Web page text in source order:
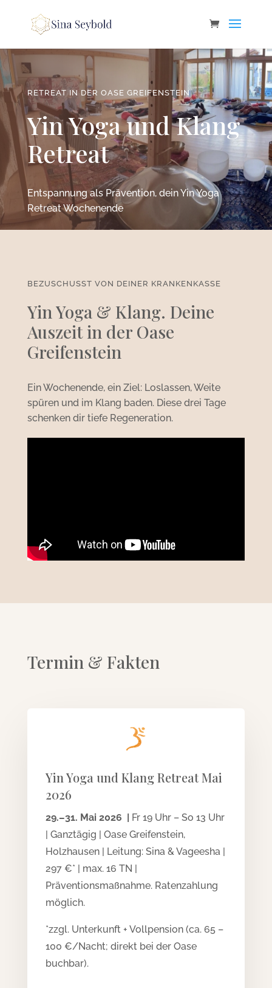
RETREAT IN DER OASE GREIFENSTEIN
Yin Yoga und Klang
Retreat
Entspannung als Prävention, dein Yin Yoga
Retreat Wochenende
BEZUSCHUSST VON DEINER KRANKENKASSE
Yin Yoga & Klang. Deine
Auszeit in der Oase
Greifenstein
Ein Wochenende, ein Ziel: Loslassen, Weite
spüren und im Klang baden. Diese drei Tage
schenken dir tiefe Regeneration.
Termin & Fakten
Yin Yoga und Klang Retreat Mai
2026
29.–31. Mai 2026 | Fr 19 Uhr – So 13 Uhr
| Ganztägig | Oase Greifenstein,
Holzhausen | Leitung: Sina & Vageesha |
297 €* | max. 16 TN |
Präventionsmaßnahme. Ratenzahlung
möglich.
*zzgl. Unterkunft + Vollpension (ca. 65 –
100 €/Nacht; direkt bei der Oase
buchbar).